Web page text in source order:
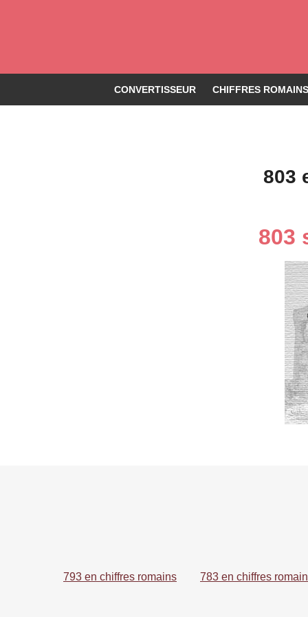
CONVERTISSEUR CHIFFRES
803
803
793 en chiffres romains 783 en chiffres